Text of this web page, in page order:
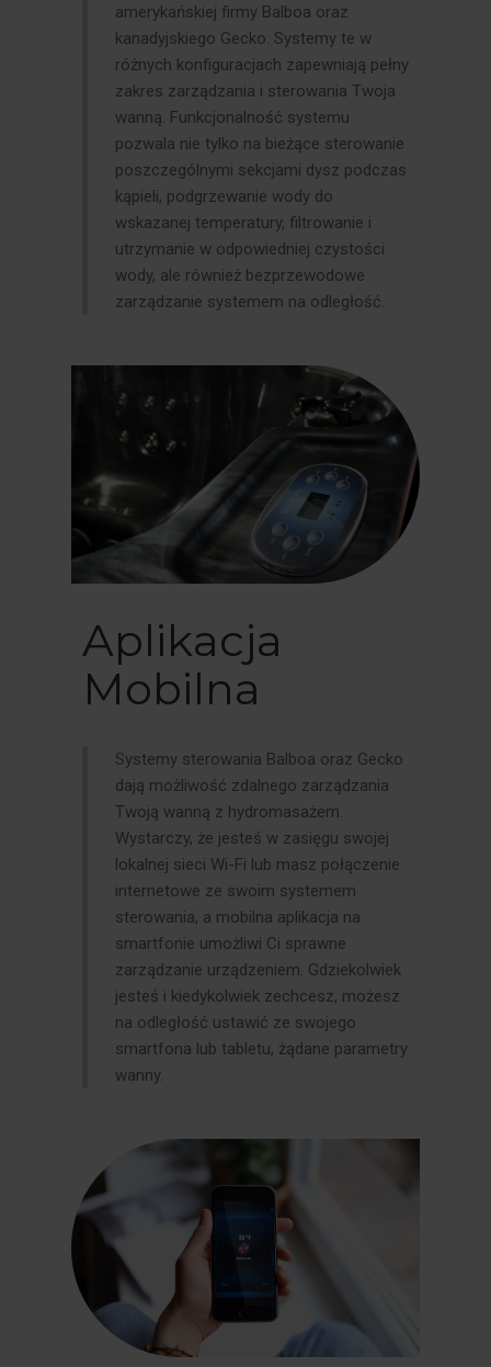
amerykańskiej firmy Balboa oraz
kanadyjskiego Gecko. Systemy te w
różnych konfiguracjach zapewniają pełny
zakres zarządzania i sterowania Twoja
wanną. Funkcjonalność systemu
pozwala nie tylko na bieżące sterowanie
poszczególnymi sekcjami dysz podczas
kąpieli, podgrzewanie wody do
wskazanej temperatury, filtrowanie i
utrzymanie w odpowiedniej czystości
wody, ale również bezprzewodowe
zarządzanie systemem na odległość.
Aplikacja
Mobilna
Systemy sterowania Balboa oraz Gecko
dają możliwość zdalnego zarządzania
Twoją wanną z hydromasażem.
Wystarczy, że jesteś w zasięgu swojej
lokalnej sieci Wi-Fi lub masz połączenie
internetowe ze swoim systemem
sterowania, a mobilna aplikacja na
smartfonie umożliwi Ci sprawne
zarządzanie urządzeniem. Gdziekolwiek
jesteś i kiedykolwiek zechcesz, możesz
na odległość ustawić ze swojego
smartfona lub tabletu, żądane parametry
wanny.